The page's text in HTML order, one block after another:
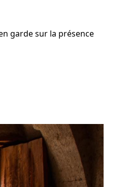
garde sur la présence